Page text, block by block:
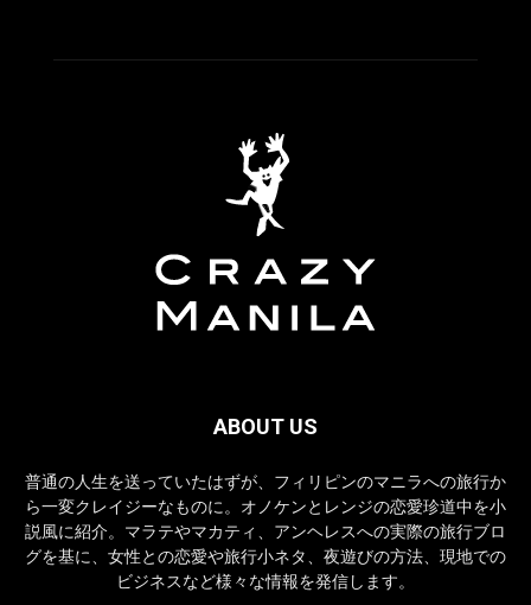
ABOUT US
普通の人生を送っていたはずが、フィリピンのマニラへの旅行か
ら一変クレイジーなものに。オノケンとレンジの恋愛珍道中を小
説風に紹介。マラテやマカティ、アンヘレスへの実際の旅行ブロ
グを基に、女性との恋愛や旅行小ネタ、夜遊びの方法、現地での
ビジネスなど様々な情報を発信します。